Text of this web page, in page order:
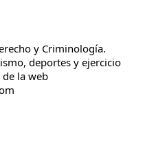
y Criminología.
deportes y ejercicio
la web